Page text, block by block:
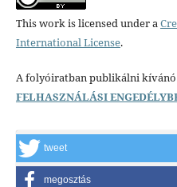
This work is licensed under a
International License.
A folyóiratban publikálni
FELHASZNÁLÁSI
tweet
megosztás